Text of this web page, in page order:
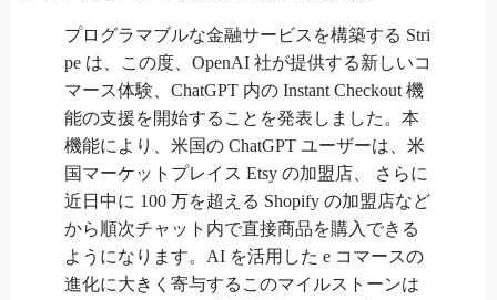
プログラマブルな金融サービスを構築する Stri
pe は、この度、OpenAI 社が提供する新しいコ
マース体験、ChatGPT 内の Instant Checkout 機
能の支援を開始することを発表しました。本
機能により、米国の ChatGPT ユーザーは、米
国マーケットプレイス Etsy の加盟店、 さらに
近日中に 100 万を超える Shopify の加盟店など
から順次チャット内で直接商品を購入できる
ようになります。AI を活用した e コマースの
進化に大きく寄与するこのマイルストーンは